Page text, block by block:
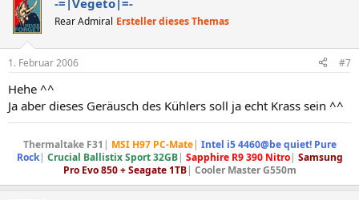
-=|Vegeto|=-
Rear Admiral Ersteller dieses Themas
1. Februar 2006 #7
Hehe ^^
Ja aber dieses Geräusch des Kühlers soll ja echt Krass sein ^^
Thermaltake F31 | MSI H97 PC-Mate| Intel i5 4460@be quiet! Pure
Rock| Crucial Ballistix Sport 32GB| Sapphire R9 390 Nitro| Samsung
Pro Evo 850 + Seagate 1TB| Cooler Master G550m